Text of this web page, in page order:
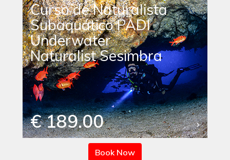
Curso de Naturalista
Subaquático PADI
Underwater
Naturalist Sesimbra
€ 189.00
Book Now